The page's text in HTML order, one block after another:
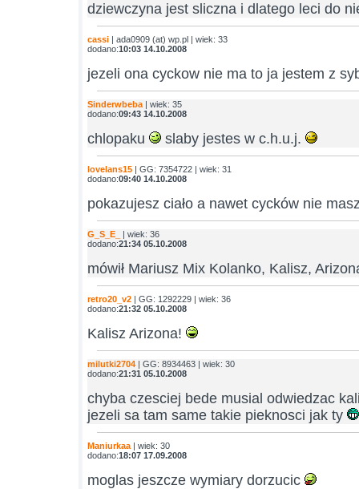
dziewczyna jest sliczna i dlatego leci do
cassi | ada0909 (at) wp.pl | wiek: 33
dodano:10:03 14.10.2008
jezeli ona cyckow nie ma to ja jestem z
Sinderwbeba | wiek: 35
dodano:09:43 14.10.2008
chlopaku slaby jestes w c.h.u.j.
lovelans15 | GG: 7354722 | wiek: 31
dodano:09:40 14.10.2008
pokazujesz ciało a nawet cycków nie
G_S_E_
| wiek: 36
dodano:21:34 05.10.2008
mówił Mariusz Mix Kolanko, Kalisz,
retro20_v2 | GG: 1292229 | wiek: 36
dodano:21:32 05.10.2008
Kalisz Arizona!
milutki2704 | GG: 8934463 | wiek: 30
dodano:21:31 05.10.2008
chyba czesciej bede musial odwiedzac
jezeli sa tam same takie pieknosci jak ty
Maniurkaa | wiek: 30
dodano:18:07 17.09.2008
moglas jeszcze wymiary dorzucic